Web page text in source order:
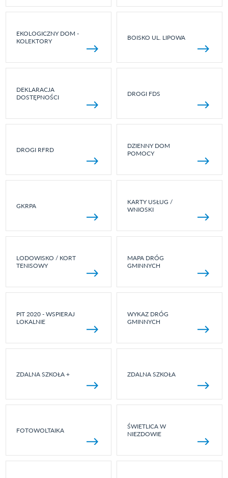
EKOLOGICZNY DOM -
KOLEKTORY
BOISKO UL. LIPOWA
DEKLARACJA
DOSTĘPNOŚCI
DROGI FDS
DROGI RFRD
DZIENNY DOM
POMOCY
GKRPA
KARTY USŁUG /
WNIOSKI
LODOWISKO / KORT
TENISOWY
MAPA DRÓG
GMINNYCH
PIT 2020 - WSPIERAJ
LOKALNIE
WYKAZ DRÓG
GMINNYCH
ZDALNA SZKOŁA + ZDALNA SZKOŁA
FOTOWOLTAIKA
ŚWIETLICA W
NIEZDOWIE